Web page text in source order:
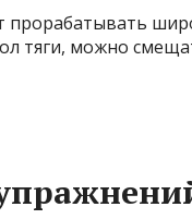
прорабатывать
тяги, можно